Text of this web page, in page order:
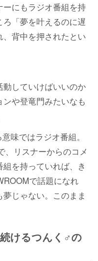
にもラジオ番組を持
「夢を叶えるのに遅
背中を押されたとい
していけばいいのか
や登竜門みたいなも
味ではラジオ番組。
、リスナーからのコメ
を持っていれば、き
で話題になれ
じゃない。このまま
けるつんく♂の